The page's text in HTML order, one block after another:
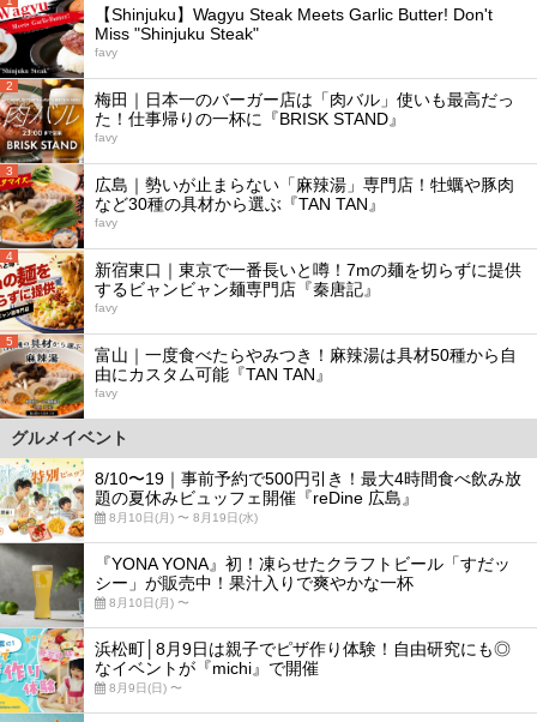
【Shinjuku】Wagyu Steak Meets Garlic Butter! Don't
Miss "Shinjuku Steak"
favy
2
梅田｜日本一のバーガー店は「肉バル」使いも最高だっ
た！仕事帰りの一杯に『BRISK STAND』
favy
3
広島｜勢いが止まらない「麻辣湯」専門店！牡蠣や豚肉
など30種の具材から選ぶ『TAN TAN』
favy
4
新宿東口｜東京で一番長いと噂！7mの麺を切らずに提供
するビャンビャン麺専門店『秦唐記』
favy
5
富山｜一度食べたらやみつき！麻辣湯は具材50種から自
由にカスタム可能『TAN TAN』
favy
グルメイベント
8/10〜19｜事前予約で500円引き！最大4時間食べ飲み放
題の夏休みビュッフェ開催『reDine 広島』
8月10日(月) 〜 8月19日(水)
『YONA YONA』初！凍らせたクラフトビール「すだッ
シー」が販売中！果汁入りで爽やかな一杯
8月10日(月) 〜
浜松町│8月9日は親子でピザ作り体験！自由研究にも◎
なイベントが『michi』で開催
8月9日(日) 〜